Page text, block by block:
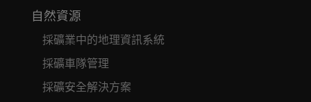
自然資源
採礦業中的地理資訊系統
採礦車隊管理
採礦安全解決方案